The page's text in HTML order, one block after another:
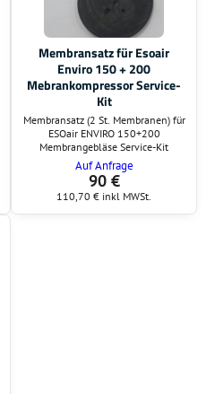
Membransatz für Esoair
Enviro 150 + 200
Mebrankompressor Service-
Kit
Membransatz (2 St. Membranen) für
ESOair ENVIRO 150+200
Membrangebläse Service-Kit
Auf Anfrage
90 €
110,70 € inkl MWSt.